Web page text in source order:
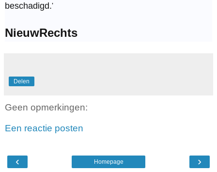
beschadigd.'
NieuwRechts
Delen
Geen opmerkingen:
Een reactie posten
‹ ›
Homepage